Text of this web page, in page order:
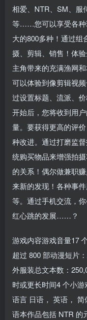
相爱、NTR、SM、服
等……您可以享受各种
大的800多种！通过组
摄、剪辑、销售！体
主角带来的充满渔网
可以体验到像剪辑视
过设置标题、流派、
开始后，您将收到用
量。要获得更高的评
种改进。通过打磨监
统购买物品来增强拍
的关系！偶尔做兼职
来新的发现！各种事
等。通过手机交流，
红心跳的发展……？
游戏内容游戏音量17
超过 800 部动漫短片
外服装总文本数：
时或更长时间4 个小
语言 日语， 英语，
语本作品包括 NTR 的